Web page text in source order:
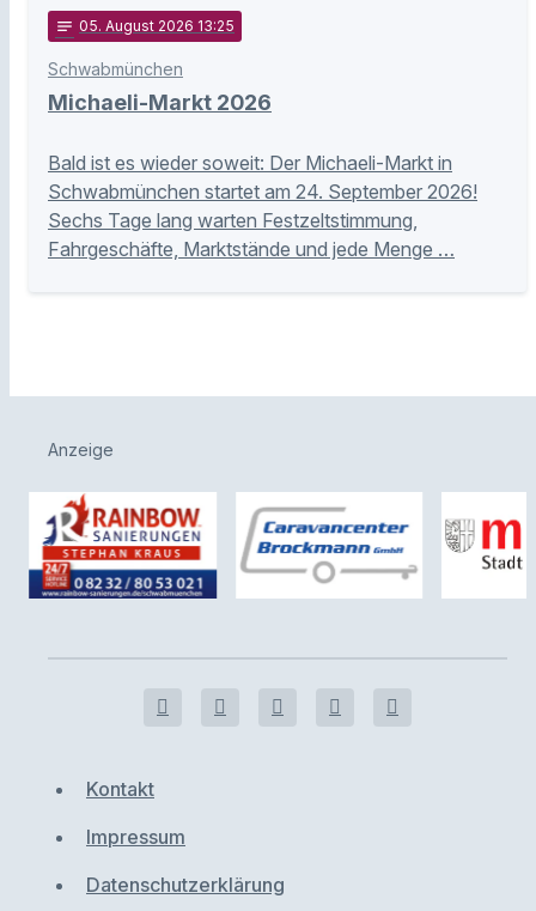
notes 05. August 2026 13:25
Schwabmünchen
Michaeli-Markt 2026
Bald ist es wieder soweit: Der Michaeli-Markt in
Schwabmünchen startet am 24. September 2026!
Sechs Tage lang warten Festzeltstimmung,
Fahrgeschäfte, Marktstände und jede Menge …
Anzeige
Kontakt
Impressum
Datenschutzerklärung